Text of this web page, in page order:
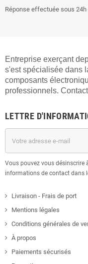
Réponse effectuée sous 24h
Entreprise exerçant
s'est spécialisée dans
composants
professionnels.
LETTRE
Vous pouvez vous
informations de contact dans
Livraison - Frais de port
Mentions légales
Conditions générales de
À propos
Paiements sécurisés